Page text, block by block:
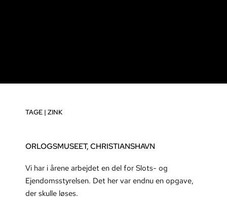
TAGE | ZINK
ORLOGSMUSEET, CHRISTIANSHAVN
Vi har i årene arbejdet en del for Slots- og
Ejendomsstyrelsen. Det her var endnu en opgave,
der skulle løses.